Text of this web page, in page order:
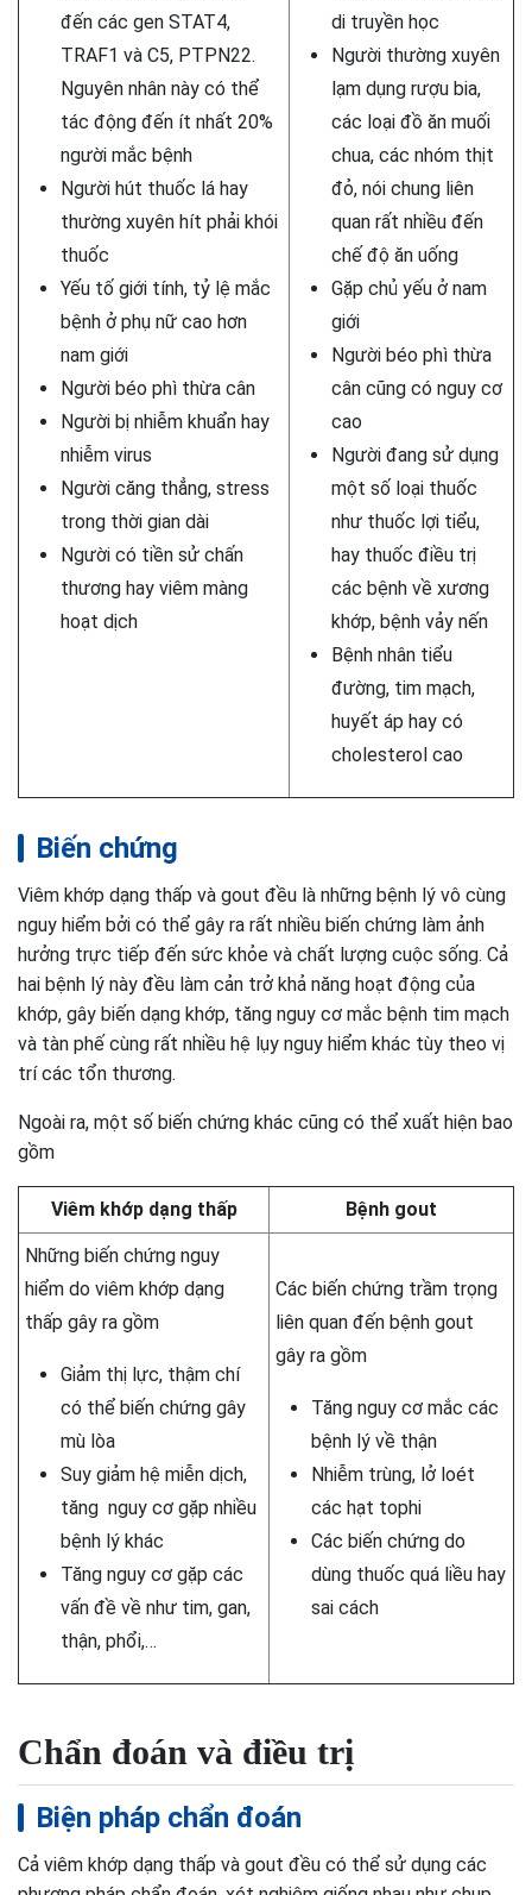
đến các gen STAT4,
TRAF1 và C5, PTPN22.
Nguyên nhân này có thể
tác động đến ít nhất 20%
người mắc bệnh
Người hút thuốc lá hay
thường xuyên hít phải khói
thuốc
Yếu tố giới tính, tỷ lệ mắc
bệnh ở phụ nữ cao hơn
nam giới
Người béo phì thừa cân
Người bị nhiễm khuẩn hay
nhiễm virus
Người căng thẳng, stress
trong thời gian dài
Người có tiền sử chấn
thương hay viêm màng
hoạt dịch
di truyền học
Người thường xuyên
lạm dụng rượu bia,
các loại đồ ăn muối
chua, các nhóm thịt
đỏ, nói chung liên
quan rất nhiều đến
chế độ ăn uống
Gặp chủ yếu ở nam
giới
Người béo phì thừa
cân cũng có nguy cơ
cao
Người đang sử dụng
một số loại thuốc
như thuốc lợi tiểu,
hay thuốc điều trị
các bệnh về xương
khớp, bệnh vảy nến
Bệnh nhân tiểu
đường, tim mạch,
huyết áp hay có
cholesterol cao
Biến chứng
Viêm khớp dạng thấp và gout đều là những bệnh lý vô cùng
nguy hiểm bởi có thể gây ra rất nhiều biến chứng làm ảnh
hưởng trực tiếp đến sức khỏe và chất lượng cuộc sống. Cả
hai bệnh lý này đều làm cản trở khả năng hoạt động của
khớp, gây biến dạng khớp, tăng nguy cơ mắc bệnh tim mạch
và tàn phế cùng rất nhiều hệ lụy nguy hiểm khác tùy theo vị
trí các tổn thương.
Ngoài ra, một số biến chứng khác cũng có thể xuất hiện bao
gồm
Viêm khớp dạng thấp Bệnh gout
Những biến chứng nguy
hiểm do viêm khớp dạng
thấp gây ra gồm
Giảm thị lực, thậm chí
có thể biến chứng gây
mù lòa
Suy giảm hệ miễn dịch,
tăng nguy cơ gặp nhiều
bệnh lý khác
Tăng nguy cơ gặp các
vấn đề về như tim, gan,
thận, phổi,…
Các biến chứng trầm trọng
liên quan đến bệnh gout
gây ra gồm
Tăng nguy cơ mắc các
bệnh lý về thận
Nhiễm trùng, lở loét
các hạt tophi
Các biến chứng do
dùng thuốc quá liều hay
sai cách
Chẩn đoán và điều trị
Biện pháp chẩn đoán
Cả viêm khớp dạng thấp và gout đều có thể sử dụng các